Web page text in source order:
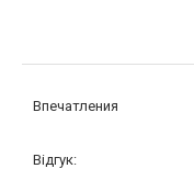
Впечатления
Відгук: